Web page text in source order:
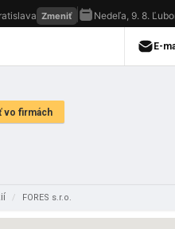
/ FORES s.r.o.